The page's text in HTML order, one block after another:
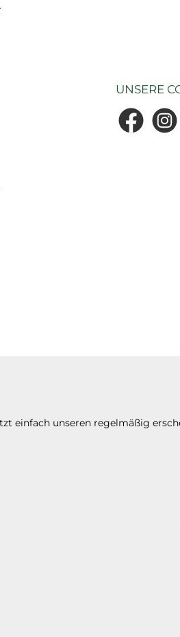
UNSERE
Facebook
einfach unseren regelmäßig